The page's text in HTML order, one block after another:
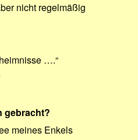
nicht regelmäßig
….“
gebracht?
meines Enkels